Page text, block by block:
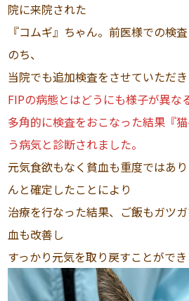
院に来院された
『コムギ』ちゃん。前医様での検
のち、
当院でも追加検査をさせていただき
FIPの病態とはどうにも様子が異な
多角的に検査をおこなった結果『
う病気と診断されました。
元気食欲もなく貧血も重度ではあ
んと確定したことにより
治療を行なった結果、ご飯もガツ
血も改善し
すっかり元気を取り戻すことがで